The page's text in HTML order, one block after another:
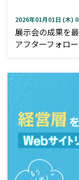
2026年01月01日 (木)
展示会の成果を
アフターフォロ